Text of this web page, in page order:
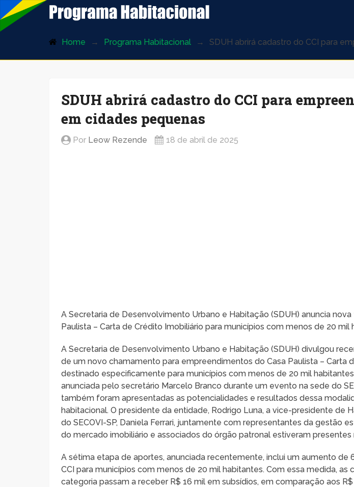
ProgramaHabitacional.com.br
Home Programa Habitacional SDUH abrirá cadastro do CCI para
SDUH abrirá cadastro do CCI para
em cidades pequenas
Por Leow Rezende 18 de abril de 2025
A Secretaria de Desenvolvimento Urbano e Habitação (SDUH) anuncia
Paulista – Carta de Crédito Imobiliário para municípios com menos de 20 mil
A Secretaria de Desenvolvimento Urbano e Habitação (SDUH) divulgou
de um novo chamamento para empreendimentos do Casa Paulista – Carta
destinado especificamente para municípios com menos de 20 mil
anunciada pelo secretário Marcelo Branco durante um evento na sede do
também foram apresentadas as potencialidades e resultados dessa
habitacional. O presidente da entidade, Rodrigo Luna, a vice-presidente de
do SECOVI-SP, Daniela Ferrari, juntamente com representantes da gestão
do mercado imobiliário e associados do órgão patronal estiveram presentes
A sétima etapa de aportes, anunciada recentemente, inclui um aumento de
CCI para municípios com menos de 20 mil habitantes. Com essa medida, as
categoria passam a receber R$ 16 mil em subsídios, em comparação aos